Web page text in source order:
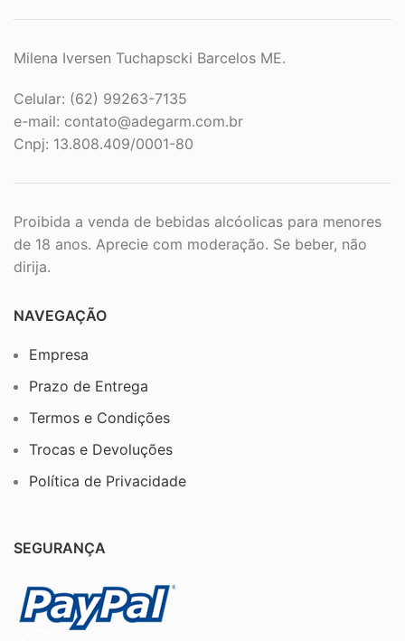
Milena Iversen Tuchapscki Barcelos ME.
Celular: (62) 99263-7135
e-mail: contato@adegarm.com.br
Cnpj: 13.808.409/0001-80
Proibida a venda de bebidas alcóolicas para menores
de 18 anos. Aprecie com moderação. Se beber, não
dirija.
NAVEGAÇÃO
Empresa
Prazo de Entrega
Termos e Condições
Trocas e Devoluções
Política de Privacidade
SEGURANÇA